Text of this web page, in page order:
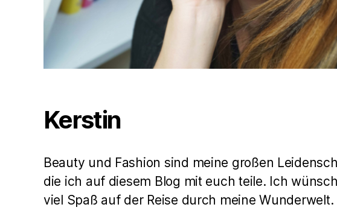
Kerstin
Beauty und Fashion sind meine großen
die ich auf diesem Blog mit euch teile. Ich
viel Spaß auf der Reise durch meine Wunderwelt.